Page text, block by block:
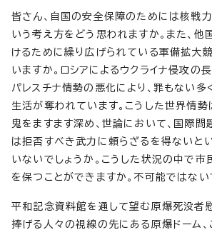
皆さん、自国の安全保障のためには核戦
いう考え方をどう思われますか。また、他
けるために繰り広げられている軍備拡大
いますか。ロシアによるウクライナ侵攻の
パレスチナ情勢の悪化により、罪もない
生活が奪われています。こうした世界情勢
鬼をますます深め、世論において、国際問
は拒否すべき武力に頼らざるを得ないと
いないでしょうか。こうした状況の中で市
を保つことができますか。不可能ではない
平和記念資料館を通して望む原爆死没者
捧げる人々の視線の先にある原爆ドーム